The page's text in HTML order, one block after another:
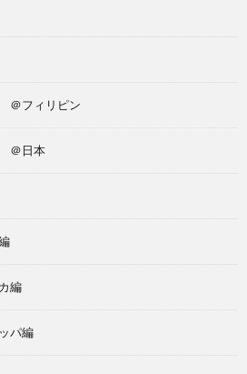
フィリピン
＠日本
編
パ編